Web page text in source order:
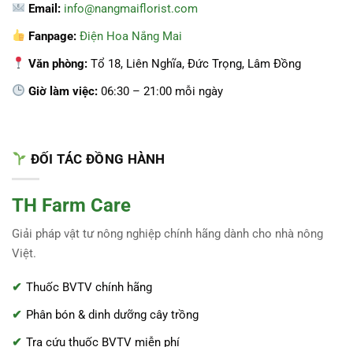
Email: info@nangmaiflorist.com
Fanpage: Điện Hoa Nắng Mai
Văn phòng: Tổ 18, Liên Nghĩa, Đức Trọng, Lâm Đồng
Giờ làm việc: 06:30 – 21:00 mỗi ngày
ĐỐI TÁC ĐỒNG HÀNH
TH Farm Care
Giải pháp vật tư nông nghiệp chính hãng dành cho nhà nông
Việt.
Thuốc BVTV chính hãng
Phân bón & dinh dưỡng cây trồng
Tra cứu thuốc BVTV miễn phí